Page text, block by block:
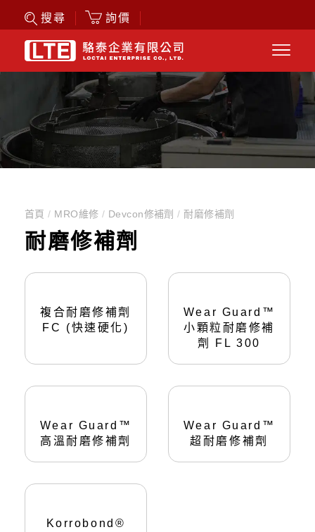
搜尋 詢價
首頁/ MRO維修 / Devcon修補劑/ 耐磨修補劑
耐磨修補劑
複合耐磨修補劑
FC (快速硬化)
Wear Guard™
小顆粒耐磨修補
劑 FL 300
Wear Guard™
高溫耐磨修補劑
Wear Guard™
超耐磨修補劑
Korrobond®